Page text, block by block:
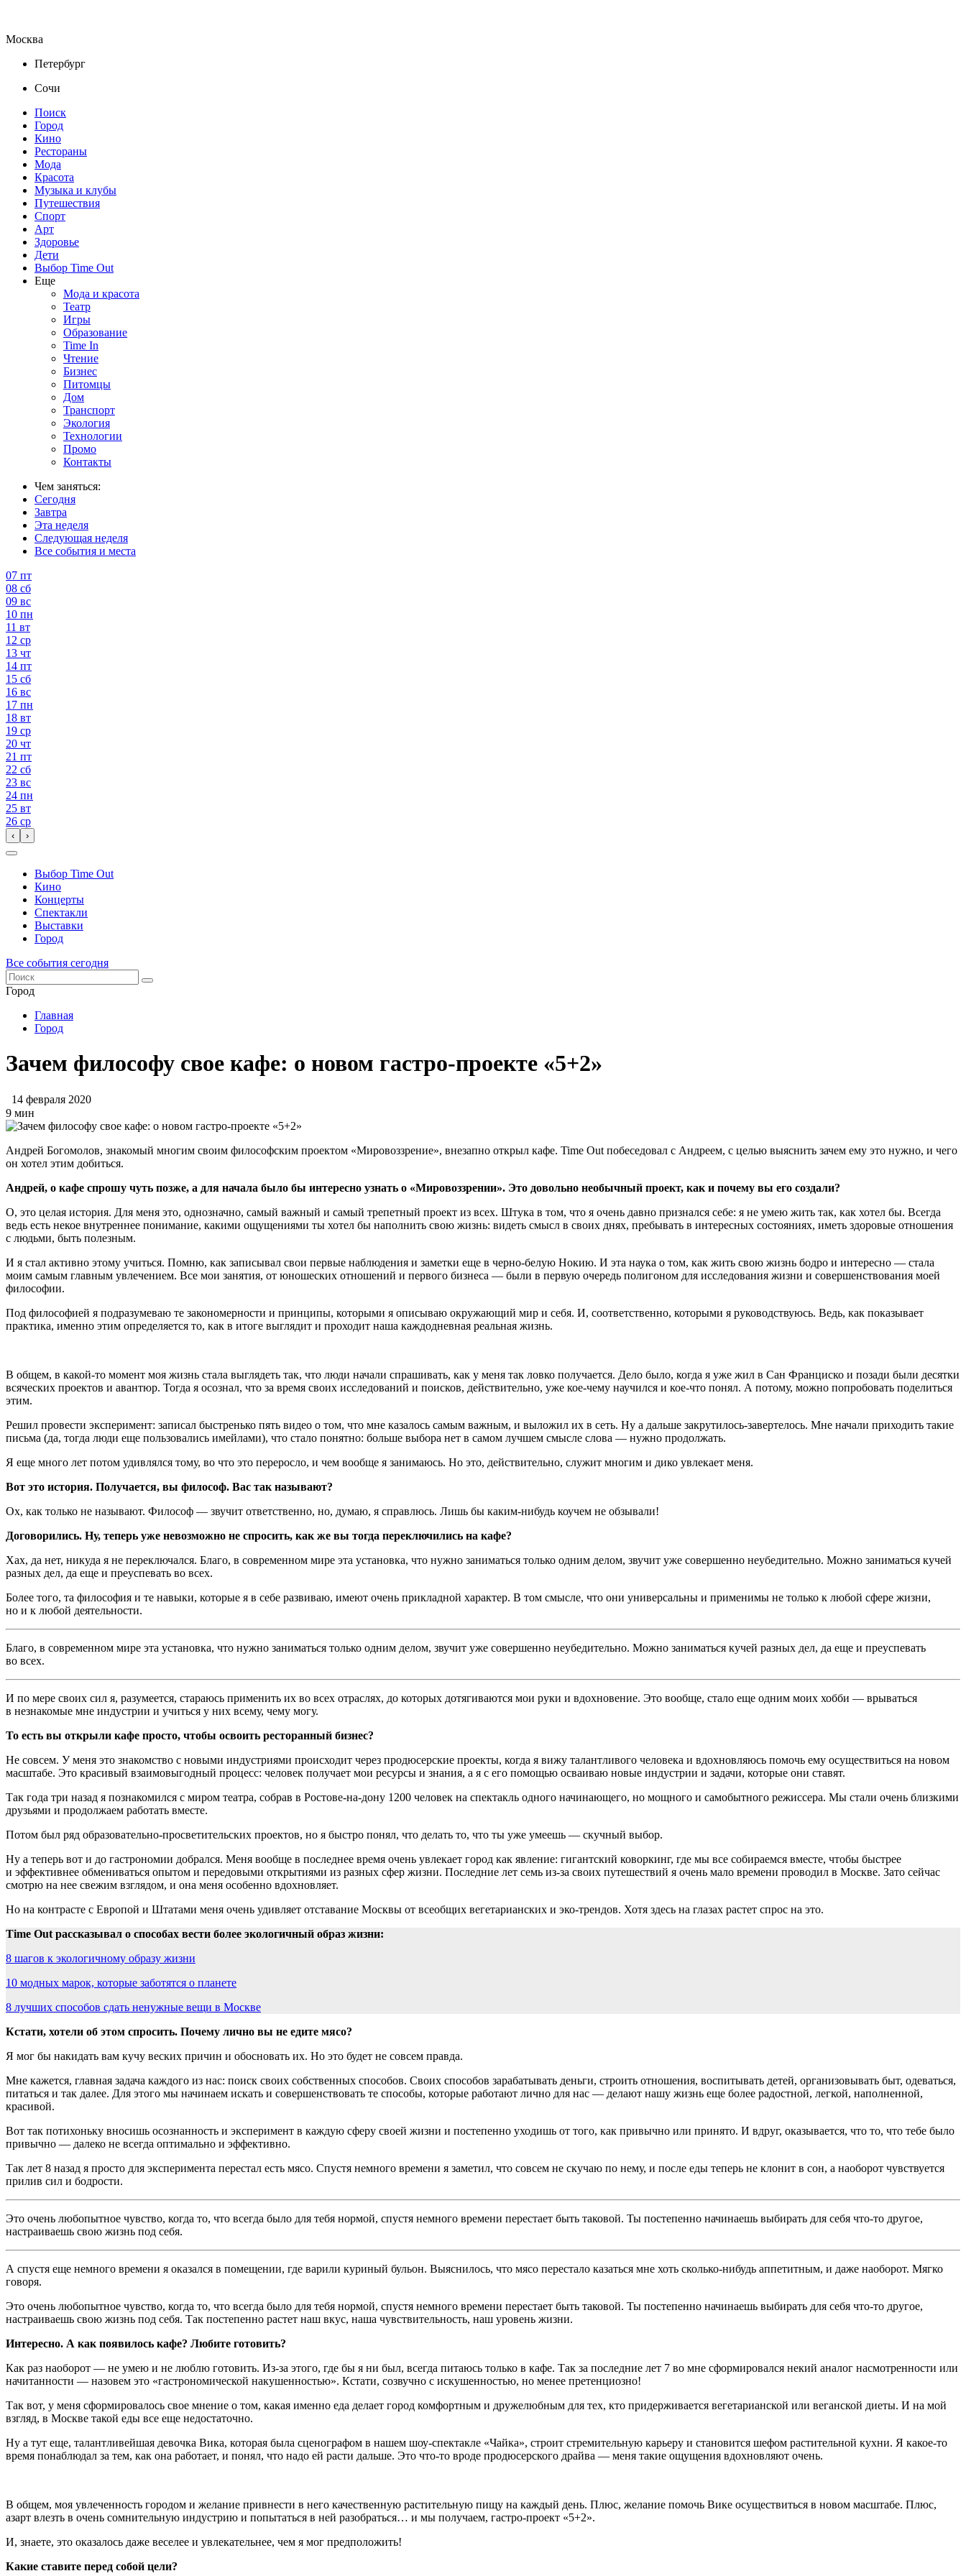
Москва
Петербург
Сочи
Поиск
Город
Кино
Рестораны
Мода
Красота
Музыка и клубы
Путешествия
Спорт
Арт
Здоровье
Дети
Выбор Time Out
Еще
Мода и красота
Театр
Игры
Образование
Time In
Чтение
Бизнес
Питомцы
Дом
Транспорт
Экология
Технологии
Промо
Контакты
Чем заняться:
Сегодня
Завтра
Эта неделя
Следующая неделя
Все события и места
07 пт
08 сб
09 вс
10 пн
11 вт
12 ср
13 чт
14 пт
15 сб
16 вс
17 пн
18 вт
19 ср
20 чт
21 пт
22 сб
23 вс
24 пн
25 вт
26 ср
‹ ›
Выбор Time Out
Кино
Концерты
Спектакли
Выставки
Город
Все события сегодня
Город
Главная
Город
Зачем философу свое кафе: о новом гастро-проекте «5+2»
14 февраля 2020
9 мин
Андрей Богомолов, знакомый многим своим философским проектом «Мировоззрение», внезапно открыл кафе. Time Out побеседовал с Андреем, с целью выяснить зачем ему это нужно, и чего
он хотел этим добиться.
Андрей, о кафе спрошу чуть позже, а для начала было бы интересно узнать о «Мировоззрении». Это довольно необычный проект, как и почему вы его создали?
О, это целая история. Для меня это, однозначно, самый важный и самый трепетный проект из всех. Штука в том, что я очень давно признался себе: я не умею жить так, как хотел бы. Всегда
ведь есть некое внутреннее понимание, какими ощущениями ты хотел бы наполнить свою жизнь: видеть смысл в своих днях, пребывать в интересных состояниях, иметь здоровые отношения
с людьми, быть полезным.
И я стал активно этому учиться. Помню, как записывал свои первые наблюдения и заметки еще в черно-белую Нокию. И эта наука о том, как жить свою жизнь бодро и интересно — стала
моим самым главным увлечением. Все мои занятия, от юношеских отношений и первого бизнеса — были в первую очередь полигоном для исследования жизни и совершенствования моей
философии.
Под философией я подразумеваю те закономерности и принципы, которыми я описываю окружающий мир и себя. И, соответственно, которыми я руководствуюсь. Ведь, как показывает
практика, именно этим определяется то, как в итоге выглядит и проходит наша каждодневная реальная жизнь.
В общем, в какой-то момент моя жизнь стала выглядеть так, что люди начали спрашивать, как у меня так ловко получается. Дело было, когда я уже жил в Сан Франциско и позади были десятки
всяческих проектов и авантюр. Тогда я осознал, что за время своих исследований и поисков, действительно, уже кое-чему научился и кое-что понял. А потому, можно попробовать поделиться
этим.
Решил провести эксперимент: записал быстренько пять видео о том, что мне казалось самым важным, и выложил их в сеть. Ну а дальше закрутилось-завертелось. Мне начали приходить такие
письма (да, тогда люди еще пользовались имейлами), что стало понятно: больше выбора нет в самом лучшем смысле слова — нужно продолжать.
Я еще много лет потом удивлялся тому, во что это переросло, и чем вообще я занимаюсь. Но это, действительно, служит многим и дико увлекает меня.
Вот это история. Получается, вы философ. Вас так называют?
Ох, как только не называют. Философ — звучит ответственно, но, думаю, я справлюсь. Лишь бы каким-нибудь коучем не обзывали!
Договорились. Ну, теперь уже невозможно не спросить, как же вы тогда переключились на кафе?
Хах, да нет, никуда я не переключался. Благо, в современном мире эта установка, что нужно заниматься только одним делом, звучит уже совершенно неубедительно. Можно заниматься кучей
разных дел, да еще и преуспевать во всех.
Более того, та философия и те навыки, которые я в себе развиваю, имеют очень прикладной характер. В том смысле, что они универсальны и применимы не только к любой сфере жизни,
но и к любой деятельности.
Благо, в современном мире эта установка, что нужно заниматься только одним делом, звучит уже совершенно неубедительно. Можно заниматься кучей разных дел, да еще и преуспевать
во всех.
И по мере своих сил я, разумеется, стараюсь применить их во всех отраслях, до которых дотягиваются мои руки и вдохновение. Это вообще, стало еще одним моих хобби — врываться
в незнакомые мне индустрии и учиться у них всему, чему могу.
То есть вы открыли кафе просто, чтобы освоить ресторанный бизнес?
Не совсем. У меня это знакомство с новыми индустриями происходит через продюсерские проекты, когда я вижу талантливого человека и вдохновляюсь помочь ему осуществиться на новом
масштабе. Это красивый взаимовыгодный процесс: человек получает мои ресурсы и знания, а я с его помощью осваиваю новые индустрии и задачи, которые они ставят.
Так года три назад я познакомился с миром театра, собрав в Ростове-на-дону 1200 человек на спектакль одного начинающего, но мощного и самобытного режиссера. Мы стали очень близкими
друзьями и продолжаем работать вместе.
Потом был ряд образовательно-просветительских проектов, но я быстро понял, что делать то, что ты уже умеешь — скучный выбор.
Ну а теперь вот и до гастрономии добрался. Меня вообще в последнее время очень увлекает город как явление: гигантский коворкинг, где мы все собираемся вместе, чтобы быстрее
и эффективнее обмениваться опытом и передовыми открытиями из разных сфер жизни. Последние лет семь из-за своих путешествий я очень мало времени проводил в Москве. Зато сейчас
смотрю на нее свежим взглядом, и она меня особенно вдохновляет.
Но на контрасте с Европой и Штатами меня очень удивляет отставание Москвы от всеобщих вегетарианских и эко-трендов. Хотя здесь на глазах растет спрос на это.
Time Out рассказывал о способах вести более экологичный образ жизни:
8 шагов к экологичному образу жизни
10 модных марок, которые заботятся о планете
8 лучших способов сдать ненужные вещи в Москве
Кстати, хотели об этом спросить. Почему лично вы не едите мясо?
Я мог бы накидать вам кучу веских причин и обосновать их. Но это будет не совсем правда.
Мне кажется, главная задача каждого из нас: поиск своих собственных способов. Своих способов зарабатывать деньги, строить отношения, воспитывать детей, организовывать быт, одеваться,
питаться и так далее. Для этого мы начинаем искать и совершенствовать те способы, которые работают лично для нас — делают нашу жизнь еще более радостной, легкой, наполненной,
красивой.
Вот так потихоньку вносишь осознанность и эксперимент в каждую сферу своей жизни и постепенно уходишь от того, как привычно или принято. И вдруг, оказывается, что то, что тебе было
привычно — далеко не всегда оптимально и эффективно.
Так лет 8 назад я просто для эксперимента перестал есть мясо. Спустя немного времени я заметил, что совсем не скучаю по нему, и после еды теперь не клонит в сон, а наоборот чувствуется
прилив сил и бодрости.
Это очень любопытное чувство, когда то, что всегда было для тебя нормой, спустя немного времени перестает быть таковой. Ты постепенно начинаешь выбирать для себя что-то другое,
настраиваешь свою жизнь под себя.
А спустя еще немного времени я оказался в помещении, где варили куриный бульон. Выяснилось, что мясо перестало казаться мне хоть сколько-нибудь аппетитным, и даже наоборот. Мягко
говоря.
Это очень любопытное чувство, когда то, что всегда было для тебя нормой, спустя немного времени перестает быть таковой. Ты постепенно начинаешь выбирать для себя что-то другое,
настраиваешь свою жизнь под себя. Так постепенно растет наш вкус, наша чувствительность, наш уровень жизни.
Интересно. А как появилось кафе? Любите готовить?
Как раз наоборот — не умею и не люблю готовить. Из-за этого, где бы я ни был, всегда питаюсь только в кафе. Так за последние лет 7 во мне сформировался некий аналог насмотренности или
начитанности — назовем это «гастрономической накушенностью». Кстати, созвучно с искушенностью, но менее претенциозно!
Так вот, у меня сформировалось свое мнение о том, какая именно еда делает город комфортным и дружелюбным для тех, кто придерживается вегетарианской или веганской диеты. И на мой
взгляд, в Москве такой еды все еще недостаточно.
Ну а тут еще, талантливейшая девочка Вика, которая была сценографом в нашем шоу-спектакле «Чайка», строит стремительную карьеру и становится шефом растительной кухни. Я какое-то
время понаблюдал за тем, как она работает, и понял, что надо ей расти дальше. Это что-то вроде продюсерского драйва — меня такие ощущения вдохновляют очень.
В общем, моя увлеченность городом и желание привнести в него качественную растительную пищу на каждый день. Плюс, желание помочь Вике осуществиться в новом масштабе. Плюс,
азарт влезть в очень сомнительную индустрию и попытаться в ней разобраться… и мы получаем, гастро-проект «5+2».
И, знаете, это оказалось даже веселее и увлекательнее, чем я мог предположить!
Какие ставите перед собой цели?